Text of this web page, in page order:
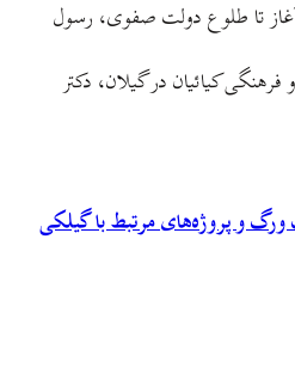
آغاز تا طلوع دولت صفوی، رسول
کیائیان در گیلان، دکتر
و پروژه‌های مرتبط با گیلکی